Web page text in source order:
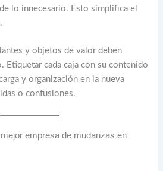
lo innecesario. Esto simplifica el
y objetos de valor deben
Etiquetar cada caja con su contenido
y organización en la nueva
o confusiones.
empresa de mudanzas en